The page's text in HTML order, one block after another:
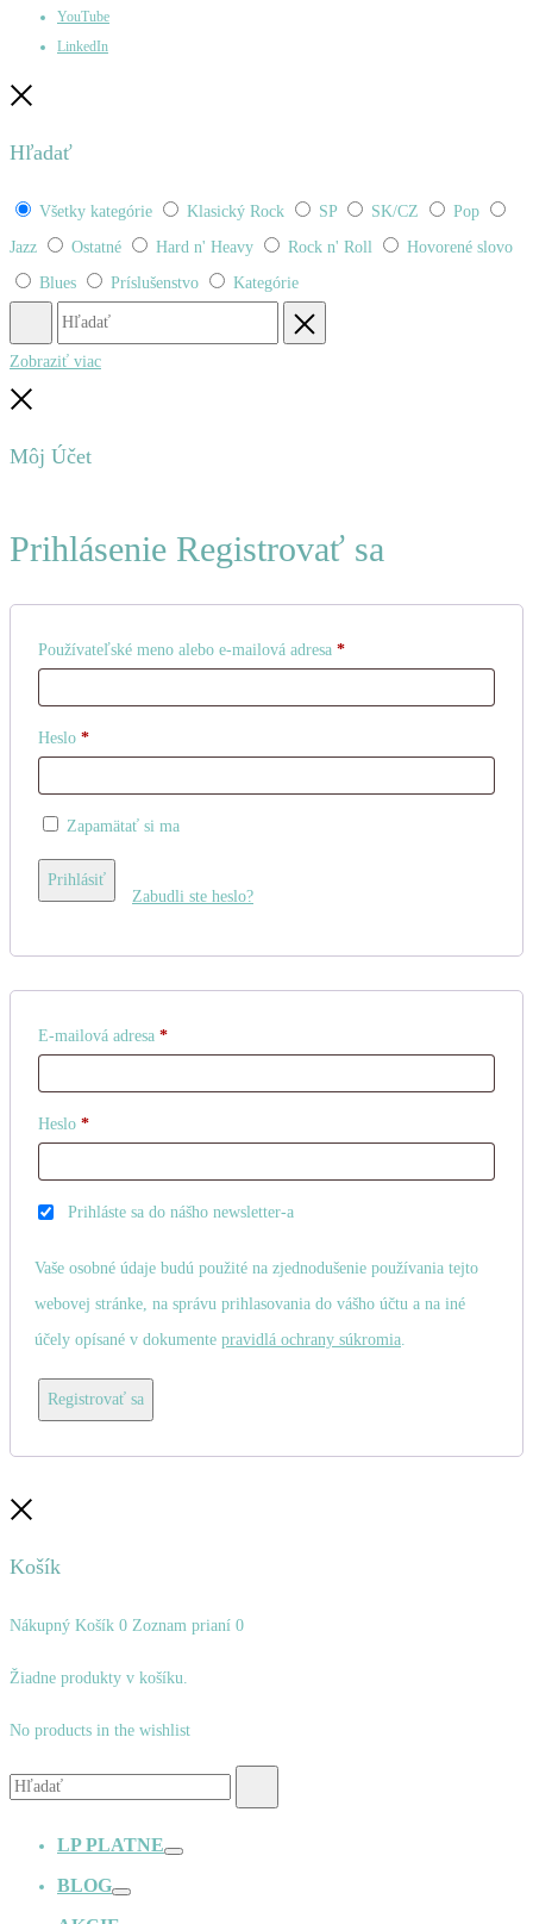
YouTube
LinkedIn
Hľadať
Všetky kategórie Klasický Rock SP SK/CZ
Pop
Jazz
Ostatné Hard n' Heavy Rock n' Roll
Hovorené slovo
Blues
Príslušenstvo Kategórie
Hľadať
Zobraziť viac
Môj Účet
Prihlásenie Registrovať sa
Používateľské meno alebo e-mailová adresa *Povinné
Heslo *Povinné
Zapamätať si ma
Prihlásiť
Zabudli ste heslo?
E-mailová adresa *Povinné
Heslo *Povinné
Prihláste sa do nášho newsletter-a
Vaše osobné údaje budú použité na zjednodušenie používania tejto
webovej stránke, na správu prihlasovania do vášho účtu a na iné
účely opísané v dokumente pravidlá ochrany súkromia
Registrovať sa
Košík
Nákupný Košík 0 Zoznam prianí 0
Žiadne produkty v košíku.
No products in the wishlist
Vyhľadávanie:
LP PLATNE
BLOG